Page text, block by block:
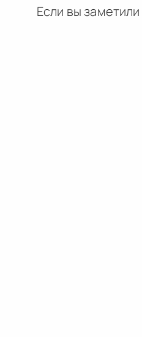
Если вы